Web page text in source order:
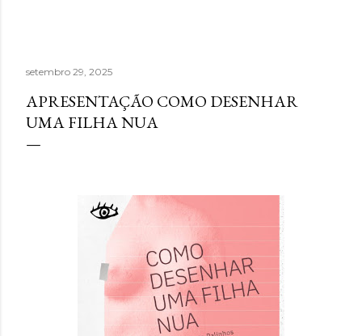
setembro 29, 2025
APRESENTAÇÃO COMO DESENHAR
UMA FILHA NUA